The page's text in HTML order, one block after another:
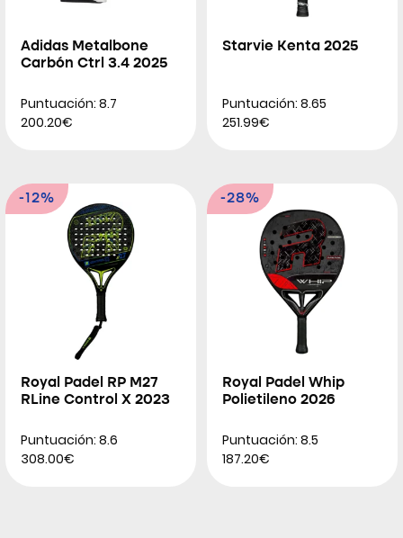
Adidas Metalbone
Carbón Ctrl 3.4 2025
Puntuación: 8.7
200.20€
Starvie Kenta 2025
Puntuación: 8.65
251.99€
-12%
Royal Padel RP M27
RLine Control X 2023
Puntuación: 8.6
308.00€
-28%
Royal Padel Whip
Polietileno 2026
Puntuación: 8.5
187.20€